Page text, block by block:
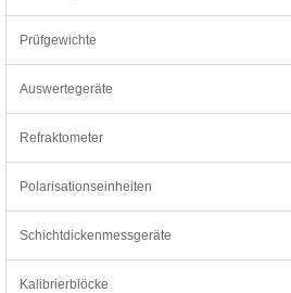
Prüfgewichte
Auswertegeräte
Refraktometer
Polarisationseinheiten
Schichtdickenmessgeräte
Kalibrierblöcke